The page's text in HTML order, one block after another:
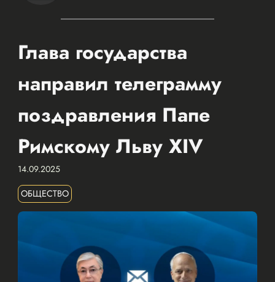
Глава государства
направил телеграмму
поздравления Папе
Римскому Льву XIV
14.09.2025
ОБЩЕСТВО